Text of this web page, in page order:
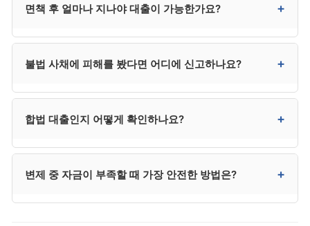
것이 안전합니다.
기각되거나 면책에 영향을 줄 수 있습니다. 절차 진행
검토하시는 것이 안전합니다.
면책 후 얼마나 지나야 대출이 가능한가요? +
대출은 통상 5~7년이 지나야 가능해집니다. 개인의 신용
정상 거래 이력 누적이 회복을 앞당깁니다.
불법 사채에 피해를 봤다면 어디에 신고하나요? +
제도를 통해 도움을 받을 수 있습니다. 신용회복위원회와
합법 대출인지 어떻게 확인하나요? +
한국대부금융협회 홈페이지에서 정식 등록 업체인지
변제 중 자금이 부족할 때 가장 안전한 방법은? +